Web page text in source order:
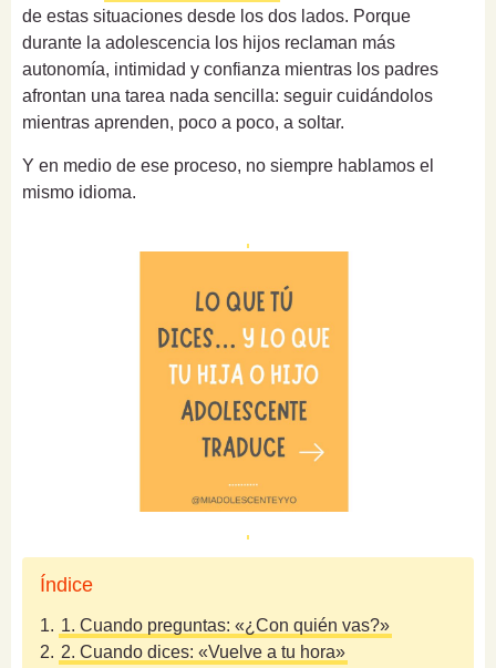
de estas situaciones desde los dos lados. Porque
durante la adolescencia los hijos reclaman más
autonomía, intimidad y confianza mientras los padres
afrontan una tarea nada sencilla: seguir cuidándolos
mientras aprenden, poco a poco, a soltar.
Y en medio de ese proceso, no siempre hablamos el
mismo idioma.
Índice
1. 1. Cuando preguntas: «¿Con quién vas?»
2. 2. Cuando dices: «Vuelve a tu hora»